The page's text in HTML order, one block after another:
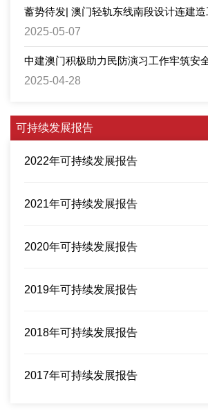
2025-05-07
中建澳门积极助力民防演习工作牢筑安
2025-04-28
可持续发展报告
2022年可持续发展报告
2021年可持续发展报告
2020年可持续发展报告
2019年可持续发展报告
2018年可持续发展报告
2017年可持续发展报告